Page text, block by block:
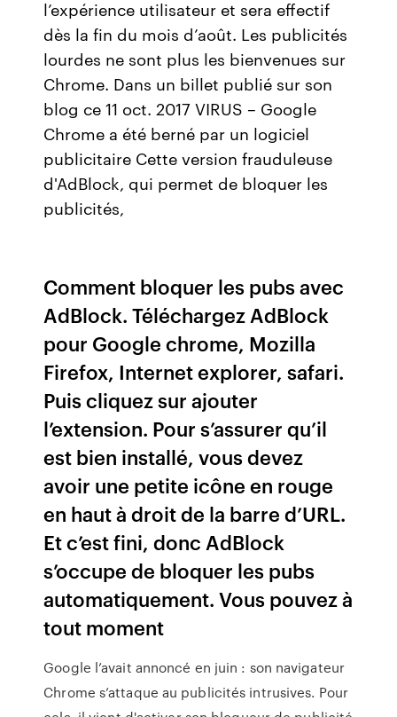
l’expérience utilisateur et sera effectif
dès la fin du mois d’août. Les publicités
lourdes ne sont plus les bienvenues sur
Chrome. Dans un billet publié sur son
blog ce 11 oct. 2017 VIRUS – Google
Chrome a été berné par un logiciel
publicitaire Cette version frauduleuse
d'AdBlock, qui permet de bloquer les
publicités,
Comment bloquer les pubs avec
AdBlock. Téléchargez AdBlock
pour Google chrome, Mozilla
Firefox, Internet explorer, safari.
Puis cliquez sur ajouter
l’extension. Pour s’assurer qu’il
est bien installé, vous devez
avoir une petite icône en rouge
en haut à droit de la barre d’URL.
Et c’est fini, donc AdBlock
s’occupe de bloquer les pubs
automatiquement. Vous pouvez à
tout moment
Google l’avait annoncé en juin : son navigateur
Chrome s’attaque au publicités intrusives. Pour